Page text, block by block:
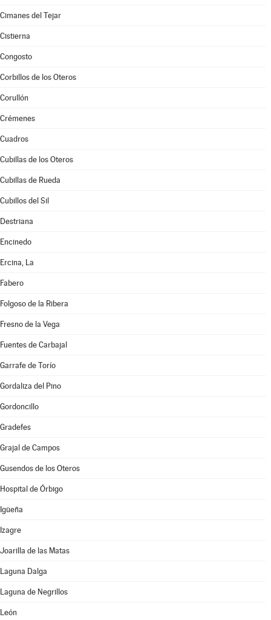
Cimanes del Tejar
Cistierna
Congosto
Corbillos de los Oteros
Corullón
Crémenes
Cuadros
Cubillas de los Oteros
Cubillas de Rueda
Cubillos del Sil
Destriana
Encinedo
Ercina, La
Fabero
Folgoso de la Ribera
Fresno de la Vega
Fuentes de Carbajal
Garrafe de Torío
Gordaliza del Pino
Gordoncillo
Gradefes
Grajal de Campos
Gusendos de los Oteros
Hospital de Órbigo
Igüeña
Izagre
Joarilla de las Matas
Laguna Dalga
Laguna de Negrillos
León